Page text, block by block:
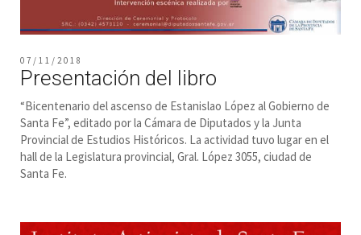
07/11/2018
Presentación del libro
“Bicentenario del ascenso de Estanislao López al Gobierno de
Santa Fe”, editado por la Cámara de Diputados y la Junta
Provincial de Estudios Históricos. La actividad tuvo lugar en el
hall de la Legislatura provincial, Gral. López 3055, ciudad de
Santa Fe.